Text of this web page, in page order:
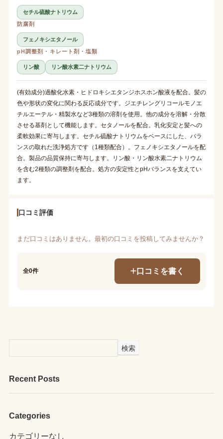
セチル硫酸ナトリウム
防腐剤
フェノキシエタノール
pH調整剤・キレート剤・塩類
リン酸 リン酸水素二ナトリウム
(有効成分)過酸化水素・ヒドロキシエタンジホスホン酸液を配合。髪の
色や形状の変化に関わる反応成分です。ジエチレングリコールモノエ
チルエーテル・精製水など3種類の溶剤を使用。他の成分を溶解・分散
させる基剤として機能します。セタノールを配合。乳化安定と髪への
柔軟効果に寄与します。セチル硫酸ナトリウムをベースにした、バラ
ンスの取れた洗浄処方です（1種類配合）。フェノキシエタノールを配
合。製品の品質保持に寄与します。リン酸・リン酸水素二ナトリウム
を含む2種類の調整剤を配合。処方の安定性とpHバランスを支えてい
ます。
口コミ評価
まだ口コミはありません。最初の口コミを投稿してみませんか？
全0件 口コミを書く
検索
Recent Posts
Categories
カテゴリーなし